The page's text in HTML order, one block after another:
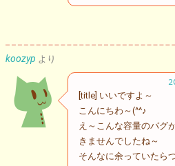
koozyp より
[title] いいですよ～
こんにちわ～(^^♪
え～こんな容量のバグ
きませんでしたね～
そんなに余っていたら